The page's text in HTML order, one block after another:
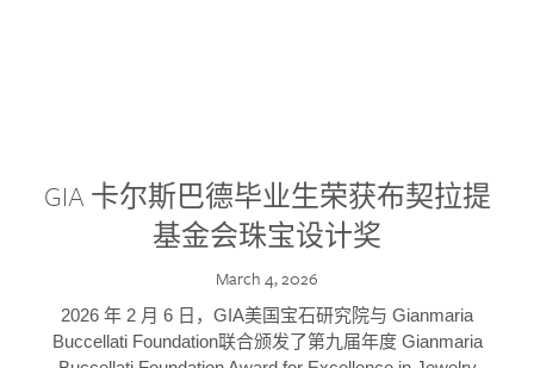
GIA 卡尔斯巴德毕业生荣获布契拉提
基金会珠宝设计奖
March 4, 2026
2026 年 2 月 6 日，GIA美国宝石研究院与 Gianmaria
Buccellati Foundation联合颁发了第九届年度 Gianmaria